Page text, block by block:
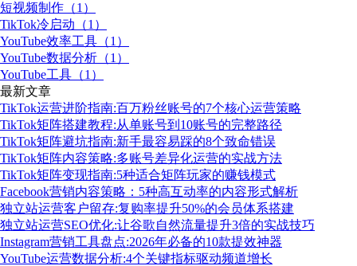
短视频制作（1）
TikTok冷启动（1）
YouTube效率工具（1）
YouTube数据分析（1）
YouTube工具（1）
最新文章
TikTok运营进阶指南:百万粉丝账号的7个核心运营策略
TikTok矩阵搭建教程:从单账号到10账号的完整路径
TikTok矩阵避坑指南:新手最容易踩的8个致命错误
TikTok矩阵内容策略:多账号差异化运营的实战方法
TikTok矩阵变现指南:5种适合矩阵玩家的赚钱模式
Facebook营销内容策略：5种高互动率的内容形式解析
独立站运营客户留存:复购率提升50%的会员体系搭建
独立站运营SEO优化:让谷歌自然流量提升3倍的实战技巧
Instagram营销工具盘点:2026年必备的10款提效神器
YouTube运营数据分析:4个关键指标驱动频道增长